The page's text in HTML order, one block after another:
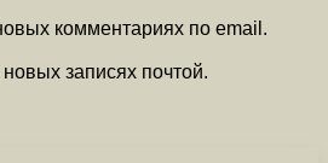
комментариях по email.
записях почтой.